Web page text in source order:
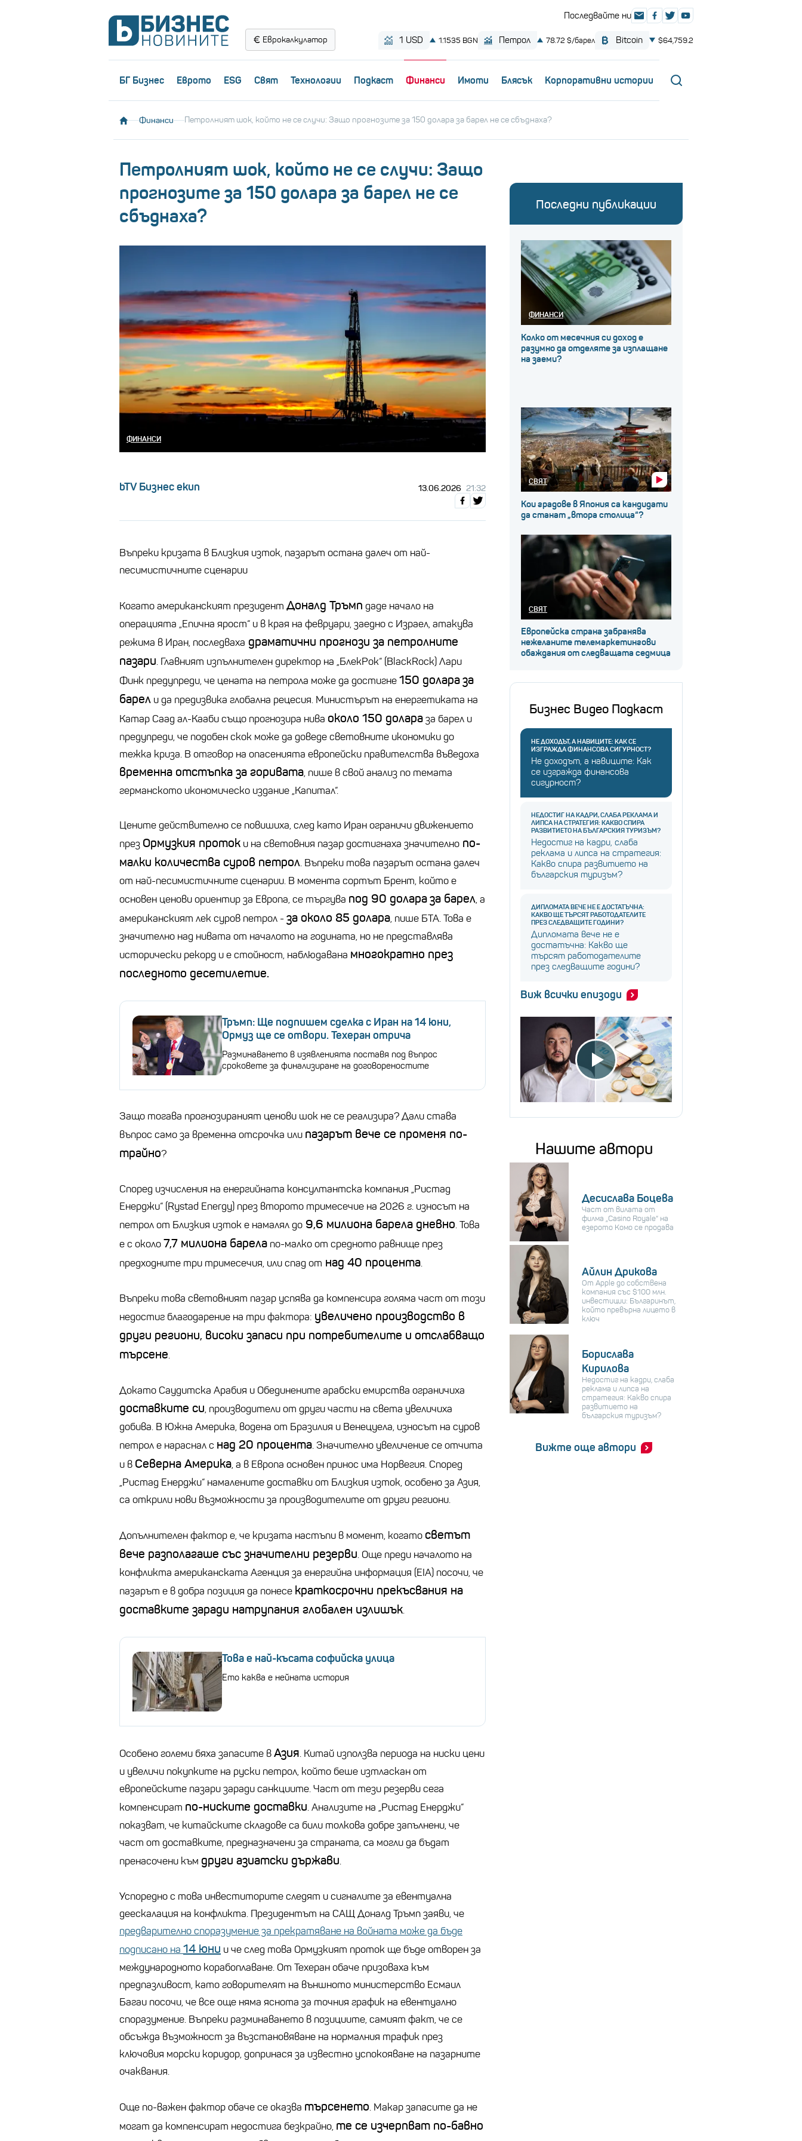
Еврокалкулатор
БГ Бизнес Еврото ESG Свят Технологии Пoдкаст Финанси Имоти Блясък Корпоративни истории
Финанси Петролният шок, който не се случи: Защо прогнозите за 150 долара за барел не се сбъднаха?
Петролният шок, който не се случи: Защо
прогнозите за 150 долара за барел не се
сбъднаха?
ФИНАНСИ
bTV Бизнес екип 13.06.2026 21:32
Въпреки кризата в Близкия изток, пазарът остана далеч от най-
песимистичните сценарии
Когато американският президент Доналд Тръмп даде начало на
операцията „Епична ярост“ и в края на февруари, заедно с Израел, атакува
режима в Иран, последваха драматични прогнози за петролните
пазари. Главният изпълнителен директор на „БлекРок“ (BlackRock) Лари
Финк предупреди, че цената на петрола може да достигне150 долараза
барел и да предизвика глобална рецесия. Министърът на енергетиката на
Катар Саад ал-Кааби също прогнозира нива около 150 долараза барел и
предупреди, че подобен скок може да доведе световните икономики до
тежка криза. В отговор на опасенията европейски правителства въведоха
временна отстъпка за горивата, пише в свой анализ по темата
германското икономическо издание „Капитал“.
Цените действително се повишиха, след като Иран ограничи движението
през Ормузкия проток и на световния пазар достигнаха значително по-
малки количества суров петрол. Въпреки това пазарът остана далеч
от най-песимистичните сценарии. В момента сортът Брент, който е
основен ценови ориентир за Европа, се търгува под 90 долараза барел, а
американският лек суров петрол - за около 85 долара, пише БТА. Това е
значително над нивата от началото на годината, но не представлява
исторически рекорд и е стойност, наблюдавана многократно през
последното десетилетие.
Тръмп: Ще подпишем сделка с Иран на 14 юни,
Ормуз ще се отвори. Техеран отрича
Разминаването в изявленията поставя под въпрос
сроковете за финализиране на договореностите
Защо тогава прогнозираният ценови шок не се реализира? Дали става
въпрос само за временна отсрочка или пазарът вече се променя по-
трайно?
Според изчисления на енергийната консултантска компания „Ристад
Енерджи“ (Rystad Energy) през второто тримесечие на 2026 г. износът на
петрол от Близкия изток е намалял до 9,6 милиона барела дневно. Това
е с около7,7 милиона барела по-малко от средното равнище през
предходните три тримесечия, или спад от над 40 процента.
Въпреки това световният пазар успява да компенсира голяма част от този
недостиг благодарение на три фактора: увеличено производство в
други региони, високи запаси при потребителите и отслабващо
търсене.
Докато Саудитска Арабия и Обединените арабски емирства ограничиха
доставките си, производители от други части на света увеличиха
добива. В Южна Америка, водена от Бразилия и Венецуела, износът на суров
петрол е нараснал с над 20 процента. Значително увеличение се отчита
и в Северна Америка, а в Европа основен принос има Норвегия. Според
„Ристад Енерджи“ намалените доставки от Близкия изток, особено за Азия,
са открили нови възможности за производителите от други региони.
Допълнителен фактор е, че кризата настъпи в момент, когатосветът
вече разполагаше със значителни резерви. Още преди началото на
конфликта американската Агенция за енергийна информация (EIA) посочи, че
пазарът е в добра позиция да понесе краткосрочни прекъсвания на
доставките заради натрупания глобален излишък.
Това е най-късата софийска улица
Ето каква е нейната история
Особено големи бяха запасите вАзия. Китай използва периода на ниски цени
и увеличи покупките на руски петрол, който беше изтласкан от
европейските пазари заради санкциите. Част от тези резерви сега
компенсират по-ниските доставки. Анализите на „Ристад Енерджи“
показват, че китайските складове са били толкова добре запълнени, че
част от доставките, предназначени за страната, са могли да бъдат
пренасочени към други азиатски държави.
Успоредно с това инвеститорите следят и сигналите за евентуална
деескалация на конфликта. Президентът на САЩ Доналд Тръмп заяви, че
предварително споразумение за прекратяване на войната може да бъде
подписано на 14 юни и че след това Ормузкият проток ще бъде отворен за
международното корабоплаване. От Техеран обаче призоваха към
предпазливост, като говорителят на външното министерство Есмаил
Багаи посочи, че все още няма яснота за точния график на евентуално
споразумение. Въпреки разминаването в позициите, самият факт, че се
обсъжда възможност за възстановяване на нормалния трафик през
ключовия морски коридор, допринася за известно успокояване на пазарните
очаквания.
Още по-важен фактор обаче се оказва търсенето. Макар запасите да не
могат да компенсират недостига безкрайно, те се изчерпват по-бавно
Последни публикации
ФИНАНСИ
Колко от месечния си доход е
разумно да отделяте за изплащане
на заеми?
СВЯТ
Кои градове в Япония са кандидати
да станат „втора столица“?
СВЯТ
Европейска страна забранява
нежеланите телемаркетингови
обаждания от следващата седмица
Бизнес Видео Подкаст
НЕ ДОХОДЪТ, А НАВИЦИТЕ: КАК СЕ
ИЗГРАЖДА ФИНАНСОВА СИГУРНОСТ?
Не доходът, а навиците: Как
се изгражда финансова
сигурност?
НЕДОСТИГ НА КАДРИ, СЛАБА РЕКЛАМА И
ЛИПСА НА СТРАТЕГИЯ: КАКВО СПИРА
РАЗВИТИЕТО НА БЪЛГАРСКИЯ ТУРИЗЪМ?
Недостиг на кадри, слаба
реклама и липса на стратегия:
Какво спира развитието на
българския туризъм?
ДИПЛОМАТА ВЕЧЕ НЕ Е ДОСТАТЪЧНА:
КАКВО ЩЕ ТЪРСЯТ РАБОТОДАТЕЛИТЕ
ПРЕЗ СЛЕДВАЩИТЕ ГОДИНИ?
Дипломата вече не е
достатъчна: Какво ще
търсят работодателите
през следващите години?
Виж всички епизоди
Нашите автори
Десислава Боцева
Част от вилата от
филма „Casino Royale“ на
езерото Комо се продава
Айлин Дрикова
От Apple до собствена
компания със $100 млн.
инвестиции: Българинът,
който превърна лицето в
ключ
Борислава
Кирилова
Недостиг на кадри, слаба
реклама и липса на
стратегия: Какво спира
развитието на
българския туризъм?
Вижте още автори